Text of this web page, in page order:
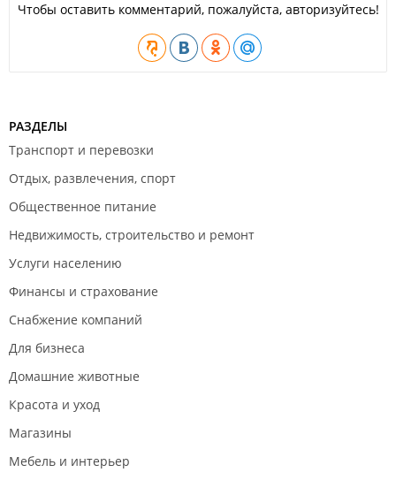
Чтобы оставить комментарий, пожалуйста, авторизуйтесь!
РАЗДЕЛЫ
Транспорт и перевозки
Отдых, развлечения, спорт
Общественное питание
Недвижимость, строительство и ремонт
Услуги населению
Финансы и страхование
Снабжение компаний
Для бизнеса
Домашние животные
Красота и уход
Магазины
Мебель и интерьер